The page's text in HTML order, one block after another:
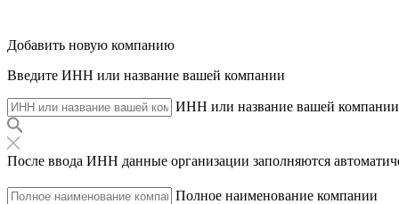
Добавить новую компанию
Введите ИНН или название вашей компании
ИНН или название вашей компании
После ввода ИНН данные организации заполняются
Полное наименование компании